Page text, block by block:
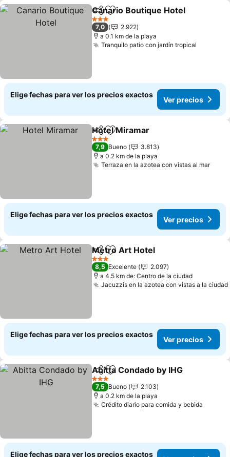
CompartirAgregar a favoritos
Canario Boutique Hotel
3 Estrellas
7,0
2.922
a 0.1 km de la playa
Tranquilo patio con jardín tropical
Elige fechas para ver los precios exactos
Ver precios
CompartirAgregar a favoritos
Hotel Miramar
3 Estrellas
7,9 Bueno
3.813
a 0.2 km de la playa
Terraza en la azotea con vistas al mar
Elige fechas para ver los precios exactos
Ver precios
CompartirAgregar a favoritos
Metro Art Hotel
3 Estrellas
8,5 Excelente
2.097
a 4.5 km de: Centro de la ciudad
Jacuzzis en la azotea con vistas a la ciudad
Elige fechas para ver los precios exactos
Ver precios
CompartirAgregar a favoritos
Abitta Condado by IHG
3 Estrellas
7,5 Bueno
2.103
a 0.2 km de la playa
Crédito diario para comida y bebida
Elige fechas para ver los precios exactos